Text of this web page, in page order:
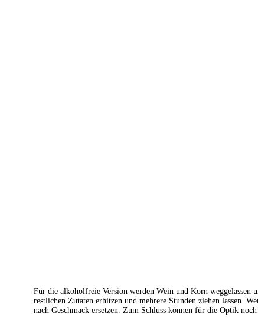
Für die alkoholfreie Version werden Wein und Korn weggelassen
restlichen Zutaten erhitzen und mehrere Stunden ziehen lassen.
nach Geschmack ersetzen. Zum Schluss können für die Optik